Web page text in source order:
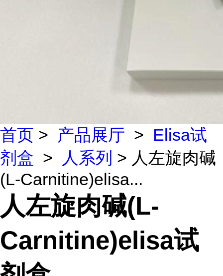
首页 > 产品展厅 > Elisa试
剂盒 > 人系列 > 人左旋肉碱
(L-Carnitine)elisa...
人左旋肉碱(L-
Carnitine)elisa试